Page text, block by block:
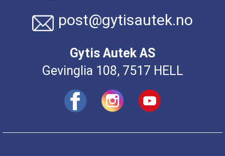
post@gytisautek.no
Gytis Autek AS
Gevinglia 108, 7517 HELL